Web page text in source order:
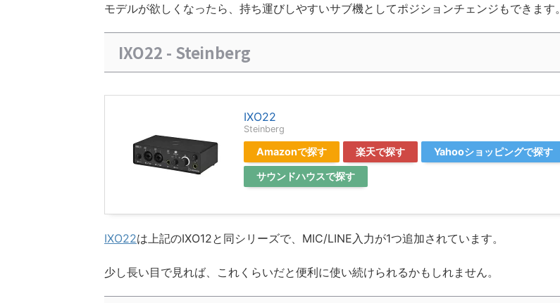
モデルが欲しくなったら、持ち運びしやすいサブ機としてポジションチェンジもできます。
IXO22 - Steinberg
IXO22
Steinberg
Amazonで探す 楽天で探す Yahooショッピングで探す
サウンドハウスで探す
IXO22は上記のIXO12と同シリーズで、MIC/LINE入力が1つ追加されています。
少し長い目で見れば、これくらいだと便利に使い続けられるかもしれません。